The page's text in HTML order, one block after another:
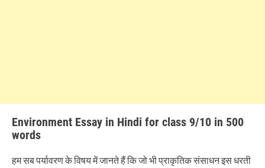
Environment Essay in Hindi for class 9/10 in 500
words
हम सब पर्यावरण के विषय में जानते हैं कि जो भी प्राकृतिक संसाधन इस धरती